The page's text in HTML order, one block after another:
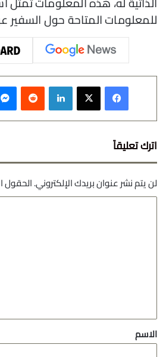
للمعلومات المتاحة حول السفير
فيسبوك ‫X لينكدإن
اترك تعليقاً
لن يتم نشر عنوان بريدك الإلكتروني.الحقول
*
الاسم